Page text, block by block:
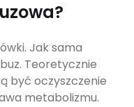
Jak sama
Teoretycznie
być oczyszczenie
metabolizmu.